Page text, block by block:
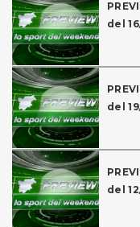
del
del
del